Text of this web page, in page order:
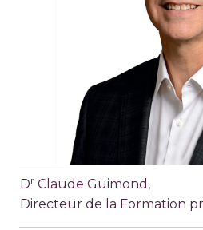
Dr Claude Guimond,
Directeur de la Formation